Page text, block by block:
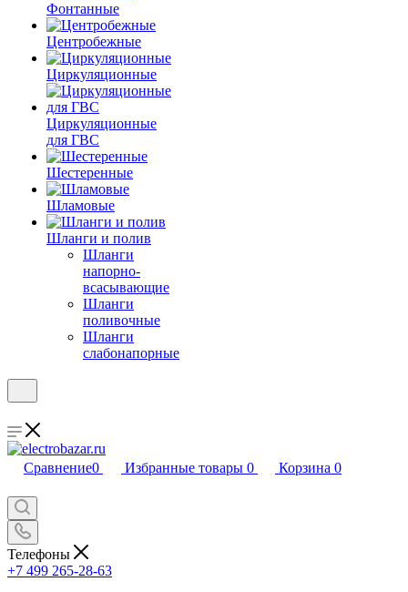
Фонтанные
Центробежные
Циркуляционные
Циркуляционные
для ГВС
Шестеренные
Шламовые
Шланги и полив
Шланги
напорно-
всасывающие
Шланги
поливочные
Шланги
слабонапорные
Сравнение0 Избранные товары 0 Корзина 0
Телефоны
+7 499 265-28-63